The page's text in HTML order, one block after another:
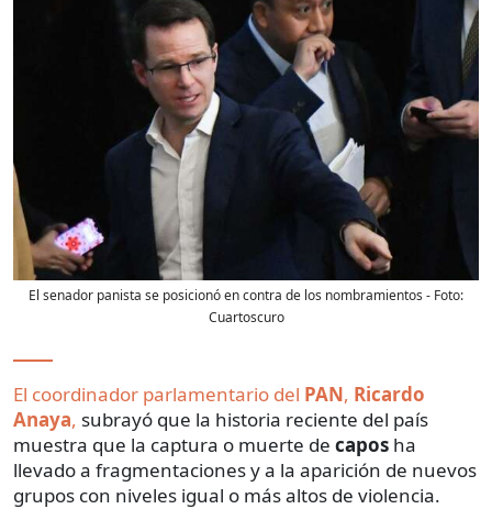
El senador panista se posicionó en contra de los nombramientos - Foto:
Cuartoscuro
El coordinador parlamentario del PAN, Ricardo
Anaya, subrayó que la historia reciente del país
muestra que la captura o muerte de capos ha
llevado a fragmentaciones y a la aparición de nuevos
grupos con niveles igual o más altos de violencia.